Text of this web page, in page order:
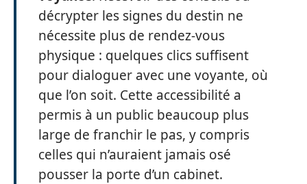
décrypter les signes du destin ne
nécessite plus de rendez-vous
physique : quelques clics suffisent
pour dialoguer avec une voyante, où
que l’on soit. Cette accessibilité a
permis à un public beaucoup plus
large de franchir le pas, y compris
celles qui n’auraient jamais osé
pousser la porte d’un cabinet.